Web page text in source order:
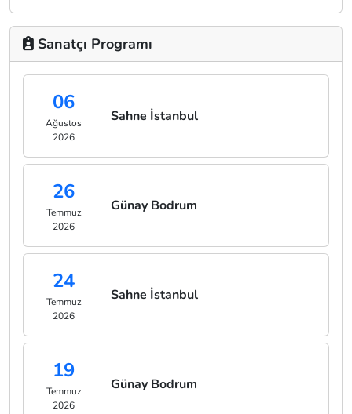
Sanatçı Programı
06
Ağustos
2026
Sahne İstanbul
26
Temmuz
2026
Günay Bodrum
24
Temmuz
2026
Sahne İstanbul
19
Temmuz
2026
Günay Bodrum